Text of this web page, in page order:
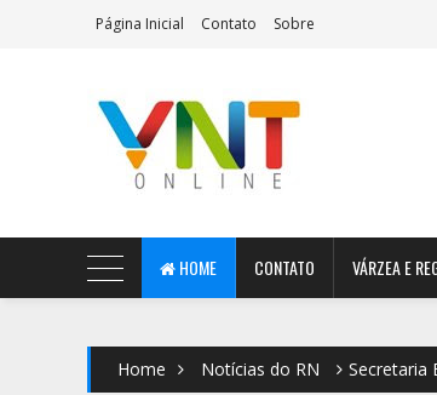
Página Inicial Contato Sobre
AeroMag Blogger Template
HOME CONTATO VÁRZEA E
Home Notícias do RN Secretaria